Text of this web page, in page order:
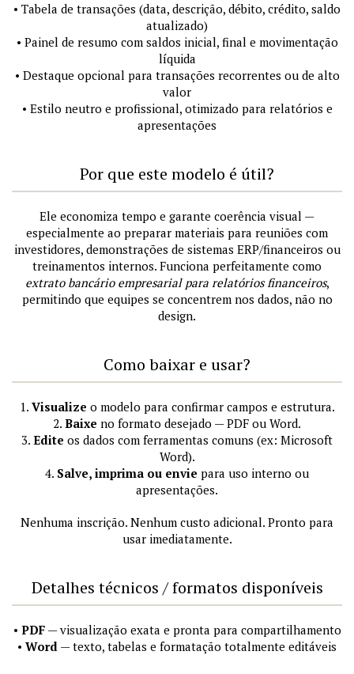
• Tabela de transações (data, descrição, débito, crédito, saldo
atualizado)
• Painel de resumo com saldos inicial, final e movimentação
líquida
• Destaque opcional para transações recorrentes ou de alto
valor
• Estilo neutro e profissional, otimizado para relatórios e
apresentações
Por que este modelo é útil?
Ele economiza tempo e garante coerência visual —
especialmente ao preparar materiais para reuniões com
investidores, demonstrações de sistemas ERP/financeiros ou
treinamentos internos. Funciona perfeitamente como
extrato bancário empresarial para relatórios financeiros,
permitindo que equipes se concentrem nos dados, não no
design.
Como baixar e usar?
1. Visualize o modelo para confirmar campos e estrutura.
2. Baixe no formato desejado — PDF ou Word.
3. Edite os dados com ferramentas comuns (ex: Microsoft
Word).
4. Salve, imprima ou envie para uso interno ou
apresentações.
Nenhuma inscrição. Nenhum custo adicional. Pronto para
usar imediatamente.
Detalhes técnicos / formatos disponíveis
• PDF— visualização exata e pronta para compartilhamento
• Word — texto, tabelas e formatação totalmente editáveis